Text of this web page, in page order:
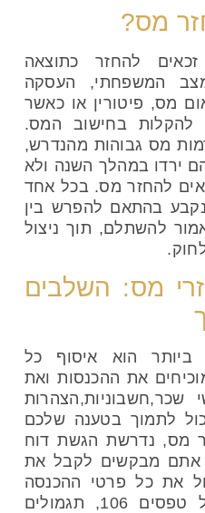
מס?
זכאים להחזר כתוצאה
המשפחתי, העסקה
מס, פיטורין או כאשר
בחישוב המס.
מס גבוהות מהנדרש,
ירדו במהלך השנה ולא
להחזר מס. בכל אחד
בהתאם להפרש בין
להשתלם, תוך ניצול
מס: השלבים
ביותר הוא איסוף כל
את ההכנסות ואת
שכר,חשבוניות,הצהרות
לתמוך בטענה שלכם
מס, נדרשת הגשת דוח
אתם מבקשים לקבל את
את כל פרטי ההכנסה
מהמעסיקים שלכם, כולל טפסים 106, תגמולים